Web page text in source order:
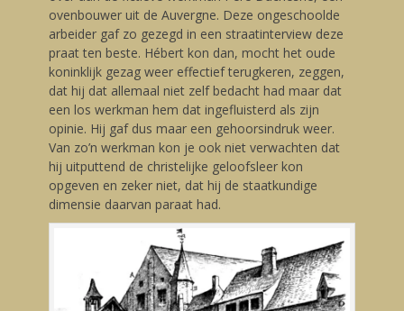
ovenbouwer uit de Auvergne. Deze ongeschoolde
arbeider gaf zo gezegd in een straatinterview deze
praat ten beste. Hébert kon dan, mocht het oude
koninklijk gezag weer effectief terugkeren, zeggen,
dat hij dat allemaal niet zelf bedacht had maar dat
een los werkman hem dat ingefluisterd als zijn
opinie. Hij gaf dus maar een gehoorsindruk weer.
Van zo’n werkman kon je ook niet verwachten dat
hij uitputtend de christelijke geloofsleer kon
opgeven en zeker niet, dat hij de staatkundige
dimensie daarvan paraat had.